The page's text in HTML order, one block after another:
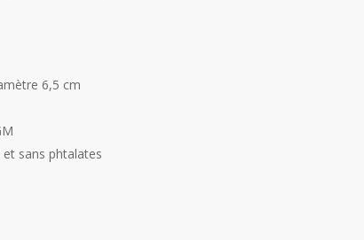
6,5 cm
et sans phtalates